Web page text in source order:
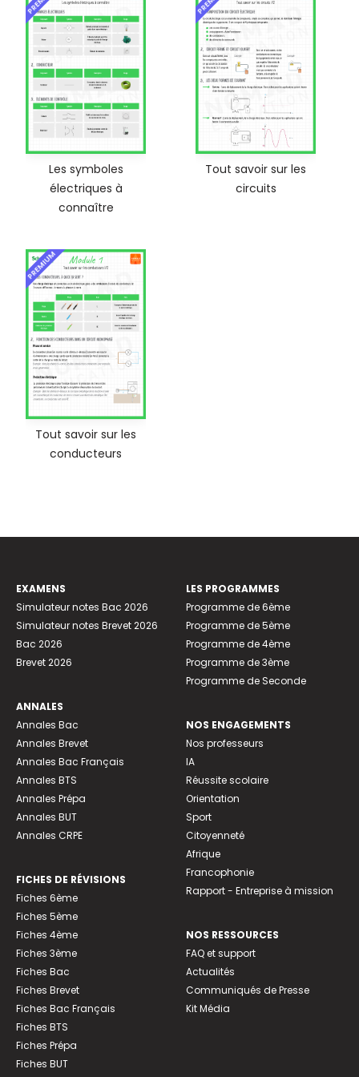
Les symboles
électriques à
connaître
Tout savoir sur les
circuits
PREMIUM
Tout savoir sur les
conducteurs
EXAMENS
Simulateur notes Bac 2026
Simulateur notes Brevet 2026
Bac 2026
Brevet 2026
ANNALES
Annales Bac
Annales Brevet
Annales Bac Français
Annales BTS
Annales Prépa
Annales BUT
Annales CRPE
FICHES DE RÉVISIONS
Fiches 6ème
Fiches 5ème
Fiches 4ème
Fiches 3ème
Fiches Bac
Fiches Brevet
Fiches Bac Français
Fiches BTS
Fiches Prépa
Fiches BUT
LES PROGRAMMES
Programme de 6ème
Programme de 5ème
Programme de 4ème
Programme de 3ème
Programme de Seconde
NOS ENGAGEMENTS
Nos professeurs
IA
Réussite scolaire
Orientation
Sport
Citoyenneté
Afrique
Francophonie
Rapport - Entreprise à mission
NOS RESSOURCES
FAQ et support
Actualités
Communiqués de Presse
Kit Média